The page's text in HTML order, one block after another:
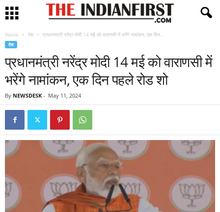
Home देश प्रधानमंत्री नरेंद्र मोदी 14 मई को वाराणसी में भरेंगे नामांकन, एक दिन...
देश
प्रधानमंत्री नरेंद्र मोदी 14 मई को वाराणसी में
भरेंगे नामांकन, एक दिन पहले रोड शो
By NEWSDESK - May 11, 2024